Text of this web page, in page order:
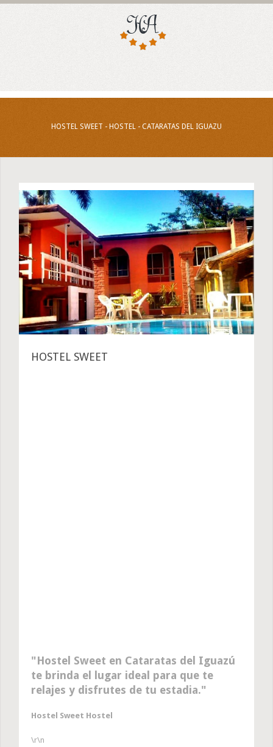
HOSTEL SWEET - HOSTEL - CATARATAS DEL IGUAZU
HOSTEL SWEET
Hostel Sweet en Cataratas del Iguazú
te brinda el lugar ideal para que te
relajes y disfrutes de tu estadia.
Hostel Sweet Hostel
\r\n